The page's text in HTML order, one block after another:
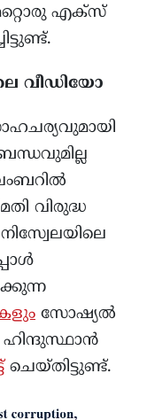
എക്സ്
വീഡിയോ
വിരുദ്ധ
സോഷ്യൽ
ഹിന്ദുസ്ഥാൻ
ചെയ്തിട്ടുണ്ട്.